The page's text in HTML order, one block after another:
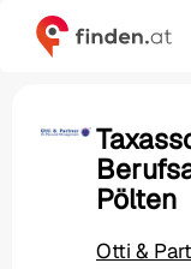
Pölten
Otti &